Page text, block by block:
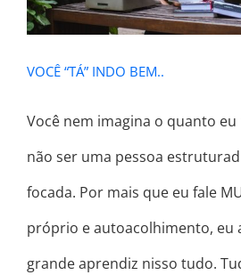
VOCÊ “TÁ” INDO BEM..
Você nem imagina o quanto
não ser uma pessoa
focada. Por mais que eu fale
próprio e autoacolhimento, eu
grande aprendiz nisso tudo.